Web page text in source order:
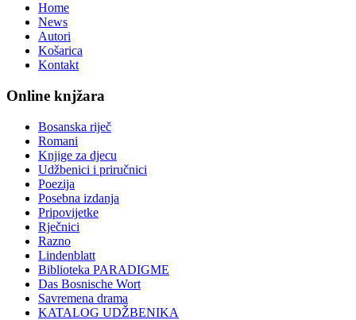
Home
News
Autori
Košarica
Kontakt
Online knjžara
Bosanska riječ
Romani
Knjige za djecu
Udžbenici i priručnici
Poezija
Posebna izdanja
Pripovijetke
Rječnici
Razno
Lindenblatt
Biblioteka PARADIGME
Das Bosnische Wort
Savremena drama
KATALOG UDŽBENIKA